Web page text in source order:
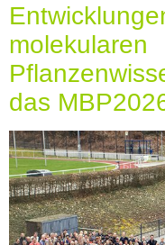
molekularen
das